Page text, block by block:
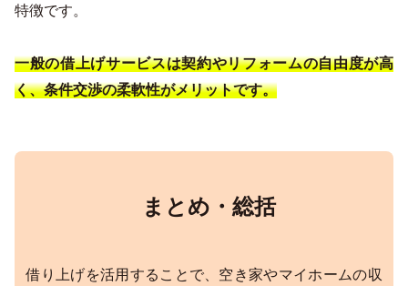
特徴です。
一般の借上げサービスは契約やリフォームの自由度が高
く、条件交渉の柔軟性がメリットです。
まとめ・総括
借り上げを活用することで、空き家やマイホームの収